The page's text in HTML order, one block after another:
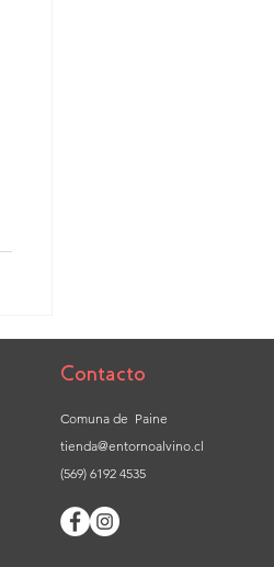
Contacto
Comuna de Paine
tienda@entornoalvino.cl
(569) 6192 4535